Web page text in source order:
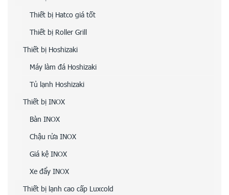
Thiết bị Hatco giá tốt
Thiết bị Roller Grill
Thiết bị Hoshizaki
Máy làm đá Hoshizaki
Tủ lạnh Hoshizaki
Thiết bị INOX
Bàn INOX
Chậu rửa INOX
Giá kệ INOX
Xe đẩy INOX
Thiết bị lạnh cao cấp Luxcold